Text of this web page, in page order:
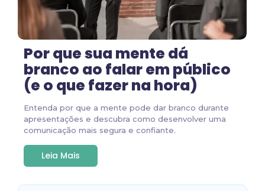
Por que sua mente dá
branco ao falar em público
(e o que fazer na hora)
Entenda por que a mente pode dar branco durante
apresentações e descubra como desenvolver uma
comunicação mais segura e confiante.
Leia Mais